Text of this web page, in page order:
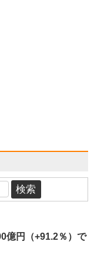
億円（+91.2％）で